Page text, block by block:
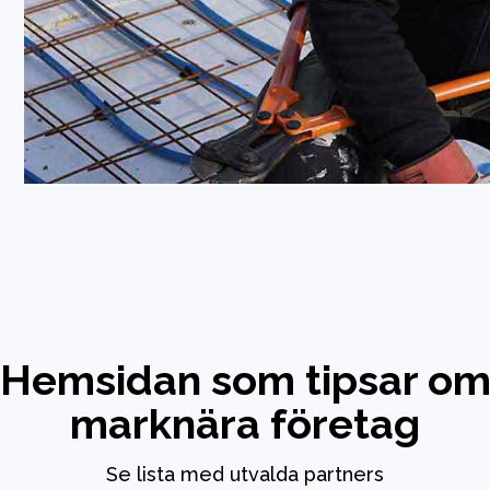
Hemsidan som tipsar om
marknära företag
Se lista med utvalda partners